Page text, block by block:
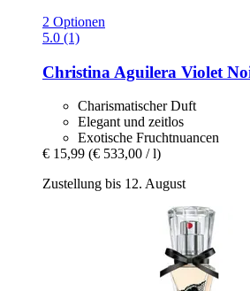
2 Optionen
5.0 (1)
Christina Aguilera Violet
Charismatischer Duft
Elegant und zeitlos
Exotische Fruchtnuancen
€ 15,99 (€ 533,00 / l)
Zustellung bis 12. August